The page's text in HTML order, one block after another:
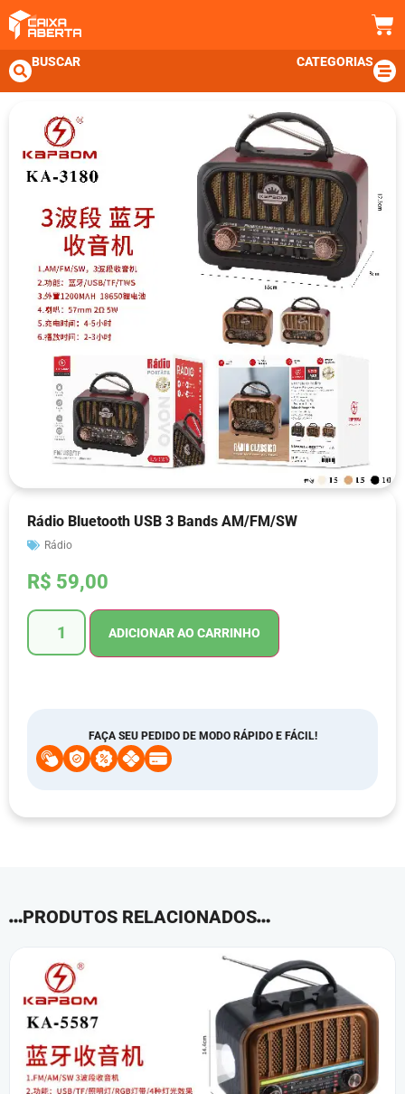
BUSCAR CATEGORIAS
Rádio Bluetooth USB 3 Bands AM/FM/SW
Rádio
R$ 59,00
ADICIONAR AO CARRINHO
FAÇA SEU PEDIDO DE MODO RÁPIDO E FÁCIL!
PRODUTOS RELACIONADOS